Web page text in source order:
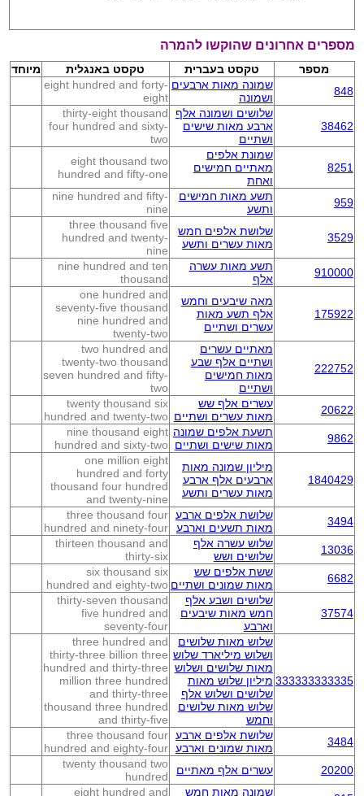
מספרים אחרונים שהוקשו להמרה
מספר טקסט בעברית טקסט באנגלית
מיוחד
848
שמונה מאות ארבעים
ושמונה
eight hundred and forty-
eight
38462
שלושים ושמונה אלף
ארבע מאות שישים
ושתיים
thirty-eight thousand
four hundred and sixty-
two
8251
שמונת אלפים
מאתיים חמישים
ואחת
eight thousand two
hundred and fifty-one
959
תשע מאות חמישים
ותשע
nine hundred and fifty-
nine
3529
שלושת אלפים חמש
מאות עשרים ותשע
three thousand five
hundred and twenty-
nine
910000
תשע מאות עשרה
אלף
nine hundred and ten
thousand
175922
מאה שיבעים וחמש
אלף תשע מאות
עשרים ושתיים
one hundred and
seventy-five thousand
nine hundred and
twenty-two
222752
מאתיים עשרים
ושתיים אלף שבע
מאות חמישים
ושתיים
two hundred and
twenty-two thousand
seven hundred and fifty-
two
20622
עשרים אלף שש
מאות עשרים ושתיים
twenty thousand six
hundred and twenty-two
9862
תשעת אלפים שמונה
מאות שישים ושתיים
nine thousand eight
hundred and sixty-two
1840429
מיליון שמונה מאות
ארבעים אלף ארבע
מאות עשרים ותשע
one million eight
hundred and forty
thousand four hundred
and twenty-nine
3494
שלושת אלפים ארבע
מאות תשעים וארבע
three thousand four
hundred and ninety-four
13036
שלוש עשרה אלף
שלושים ושש
thirteen thousand and
thirty-six
6682
ששת אלפים שש
מאות שמונים ושתיים
six thousand six
hundred and eighty-two
37574
שלושים ושבע אלף
חמש מאות שיבעים
וארבע
thirty-seven thousand
five hundred and
seventy-four
333333333335
שלוש מאות שלושים
ושלוש מיליארד שלוש
מאות שלושים ושלוש
מיליון שלוש מאות
שלושים ושלוש אלף
שלוש מאות שלושים
וחמש
three hundred and
thirty-three billion three
hundred and thirty-three
million three hundred
and thirty-three
thousand three hundred
and thirty-five
3484
שלושת אלפים ארבע
מאות שמונים וארבע
three thousand four
hundred and eighty-four
20200
עשרים אלף מאתיים
twenty thousand two
hundred
שמונה מאות חמש eight hundred and